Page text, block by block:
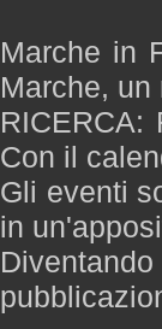
Marche in
Marche,
Con il
Gli eventi
in
Diventando